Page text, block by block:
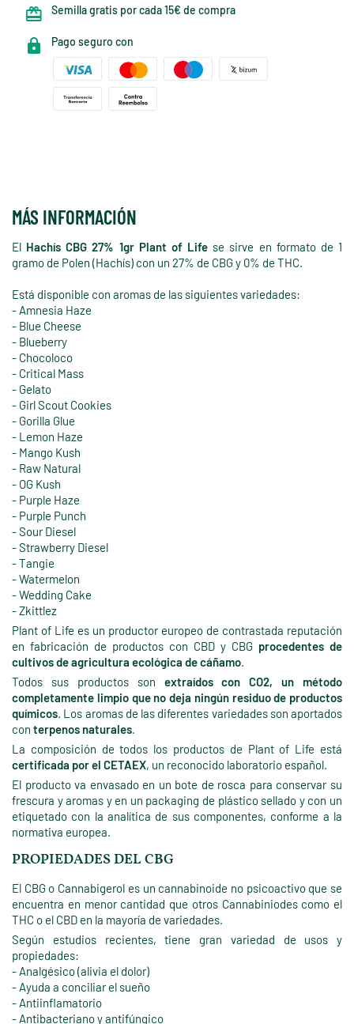
Semilla gratis por cada 15€ de compra
Pago seguro con
MÁS INFORMACIÓN
El Hachís CBG 27% 1gr Plant of Life se sirve en formato de 1
gramo de Polen (Hachís) con un 27% de CBG y 0% de THC.
Está disponible con aromas de las siguientes variedades:
- Amnesia Haze
- Blue Cheese
- Blueberry
- Chocoloco
- Critical Mass
- Gelato
- Girl Scout Cookies
- Gorilla Glue
- Lemon Haze
- Mango Kush
- Raw Natural
- OG Kush
- Purple Haze
- Purple Punch
- Sour Diesel
- Strawberry Diesel
- Tangie
- Watermelon
- Wedding Cake
- Zkittlez
Plant of Life es un productor europeo de contrastada reputación
en fabricación de productos con CBD y CBG procedentes de
cultivos de agricultura ecológica de cáñamo.
Todos sus productos son extraídos con CO2, un método
completamente limpio que no deja ningún residuo de productos
químicos. Los aromas de las diferentes variedades son aportados
con terpenos naturales.
La composición de todos los productos de Plant of Life está
certificada por el CETAEX, un reconocido laboratorio español.
El producto va envasado en un bote de rosca para conservar su
frescura y aromas y en un packaging de plástico sellado y con un
etiquetado con la analítica de sus componentes, conforme a la
normativa europea.
PROPIEDADES DEL CBG
El CBG o Cannabigerol es un cannabinoide no psicoactivo que se
encuentra en menor cantidad que otros Cannabiniodes como el
THC o el CBD en la mayoría de variedades.
Según estudios recientes, tiene gran variedad de usos y
propiedades:
- Analgésico (alivia el dolor)
- Ayuda a conciliar el sueño
- Antiinflamatorio
- Antibacteriano y antifúngico